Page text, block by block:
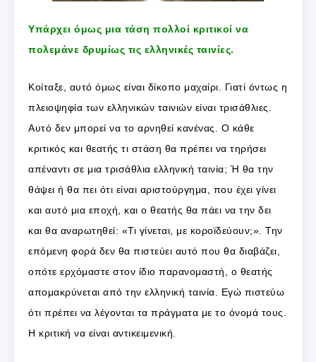
Υπάρχει όμως μια τάση πολλοί κριτικοί να
πολεμάνε δρυμίως τις ελληνικές ταινίες.
Κοίταξε, αυτό όμως είναι δίκοπο μαχαίρι. Γιατί όντως η
πλειοψηφία των ελληνικών ταινιών είναι τρισάθλιες.
Αυτό δεν μπορεί να το αρνηθεί κανένας. Ο κάθε
κριτικός και θεατής τι στάση θα πρέπει να τηρήσει
απέναντι σε μια τρισάθλια ελληνική ταινία; Ή θα την
θάψει ή θα πει ότι είναι αριστούργημα, που έχει γίνει
και αυτό μια εποχή, και ο θεατής θα πάει να την δει
και θα αναρωτηθεί: «Τι γίνεται, με κοροϊδεύουν;». Την
επόμενη φορά δεν θα πιστεύει αυτό που θα διαβάζει,
οπότε ερχόμαστε στον ίδιο παρανομαστή, ο θεατής
απομακρύνεται από την ελληνική ταινία. Εγώ πιστεύω
ότι πρέπει να λέγονται τα πράγματα με το όνομά τους.
Η κριτική να είναι αντικειμενική.